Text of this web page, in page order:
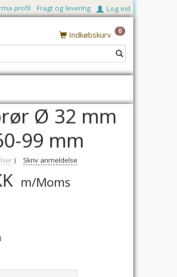
Log ind
Fragt og levering
profil
Indkøbskurv 0
Ø 32 mm
99 mm
Skriv anmeldelse
m/Moms